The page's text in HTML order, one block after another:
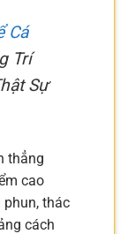
Cá
Trí
Sự
thẳng
cao
thác
cách